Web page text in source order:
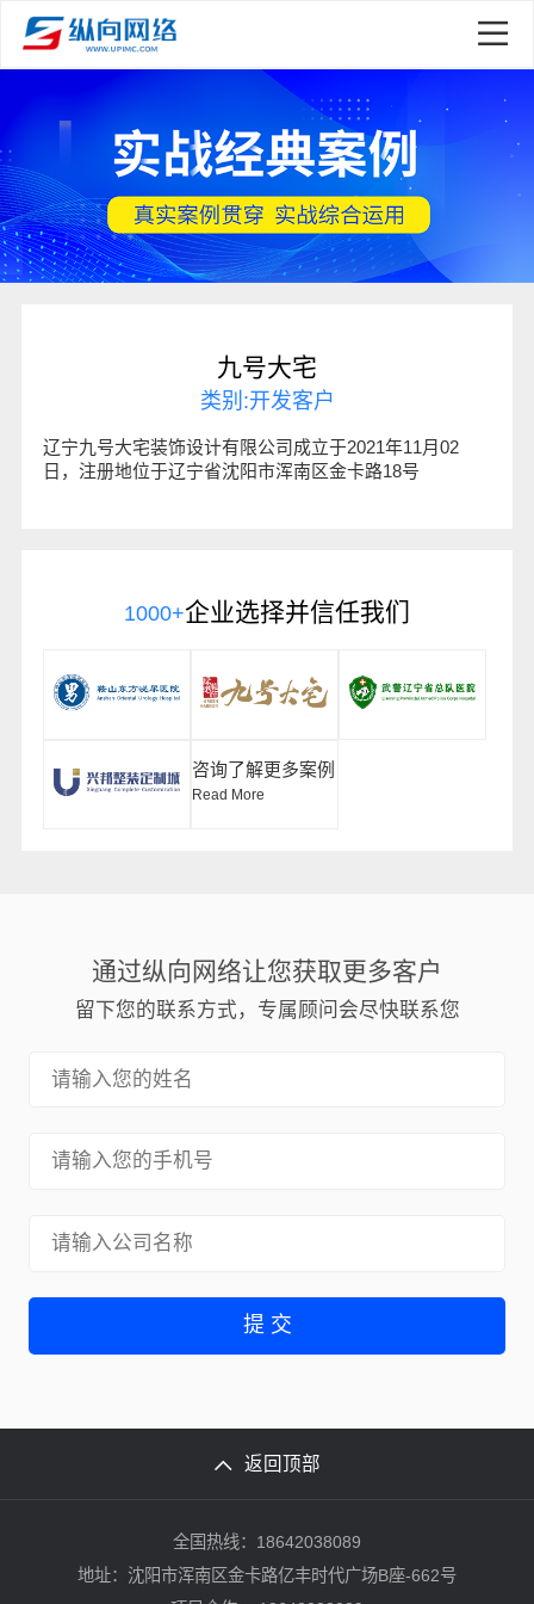
九号大宅
类别:开发客户
辽宁九号大宅装饰设计有限公司成立于2021年11月02
日，注册地位于辽宁省沈阳市浑南区金卡路18号
1000+企业选择并信任我们
咨询了解更多案例
Read More
通过纵向网络让您获取更多客户
留下您的联系方式，专属顾问会尽快联系您
提 交
返回顶部
全国热线：18642038089
地址：沈阳市浑南区金卡路亿丰时代广场B座-662号